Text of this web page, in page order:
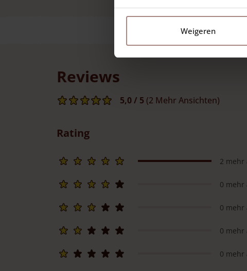
Weigeren
Reviews
5,0/ 5 (2 Mehr Ansichten)
Rating
2 mehr
0 mehr
0 mehr
0 mehr
0 mehr